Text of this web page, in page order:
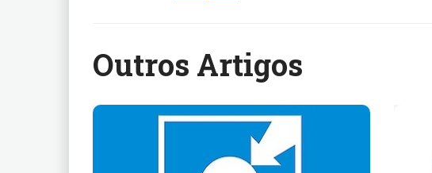
Outros Artigos